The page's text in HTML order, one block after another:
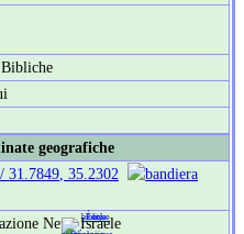
geografiche
/ 31.7849, 35.2302